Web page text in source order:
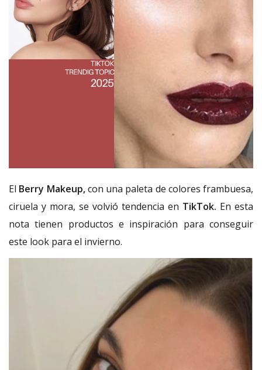
El Berry Makeup,con una paleta de colores frambuesa,
ciruela y mora, se volvió tendencia en TikTok. En esta
nota tienen productos e inspiración para conseguir
este look para el invierno.